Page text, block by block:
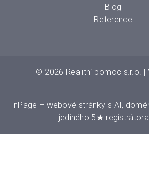
Blog
Reference
© 2026 Realitní pomoc s.r.o.
inPage – webové stránky s AI,
jediného 5★ registrátora